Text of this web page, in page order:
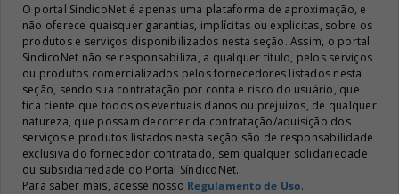
O portal SíndicoNet é apenas uma plataforma de aproximação, e
não oferece quaisquer garantias, implícitas ou explicitas, sobre os
produtos e serviços disponibilizados nesta seção. Assim, o portal
SíndicoNet não se responsabiliza, a qualquer título, pelos serviços
ou produtos comercializados pelos fornecedores listados nesta
seção, sendo sua contratação por conta e risco do usuário, que
fica ciente que todos os eventuais danos ou prejuízos, de qualquer
natureza, que possam decorrer da contratação/aquisição dos
serviços e produtos listados nesta seção são de responsabilidade
exclusiva do fornecedor contratado, sem qualquer solidariedade
ou subsidiariedade do Portal SíndicoNet.
Para saber mais, acesse nosso Regulamento de Uso.